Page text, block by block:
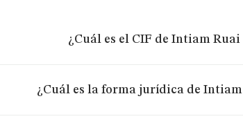
¿Cuál es el CIF de Intiam
¿Cuál es la forma jurídica de